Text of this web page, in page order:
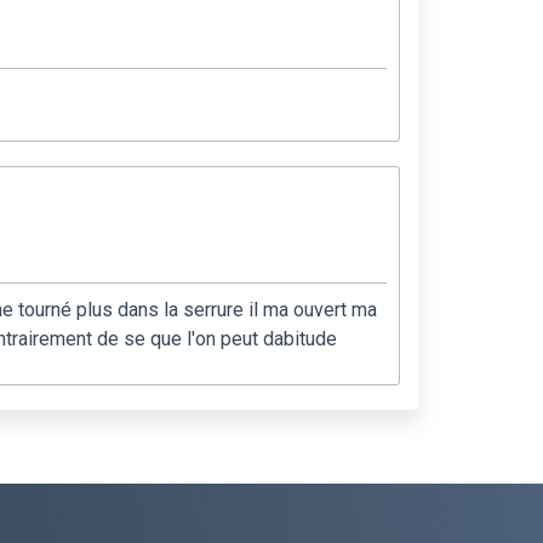
tourné plus dans la serrure il ma ouvert ma
de se que l'on peut dabitude